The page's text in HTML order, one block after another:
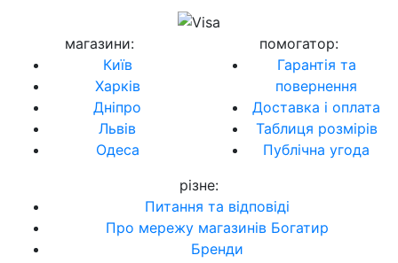
магазини:
Київ
Харків
Дніпро
Львів
Одеса
помогатор:
Гарантія та
повернення
Доставка і оплата
Таблиця розмірів
Публічна угода
різне:
Питання та відповіді
Про мережу магазинів Богатир
Бренди